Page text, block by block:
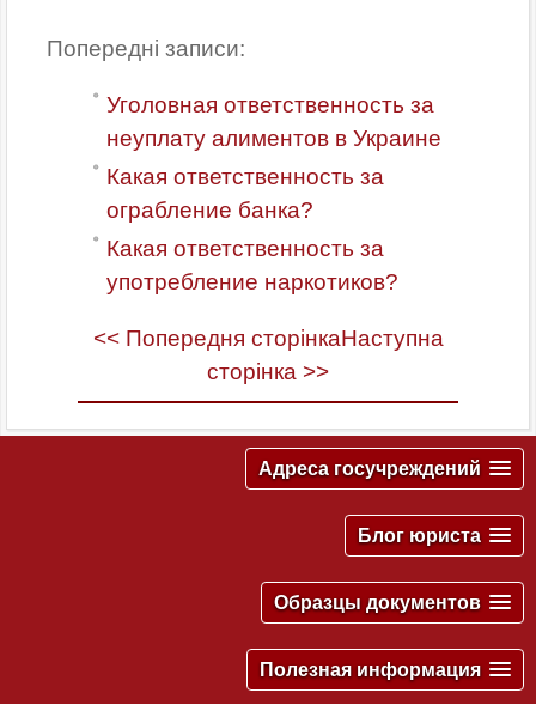
Попередні записи:
Уголовная ответственность за
неуплату алиментов в Украине
Какая ответственность за
ограбление банка?
Какая ответственность за
употребление наркотиков?
<< Попередня сторінкаНаступна
сторінка >>
Адреса госучреждений
Блог юриста
Образцы документов
Полезная информация